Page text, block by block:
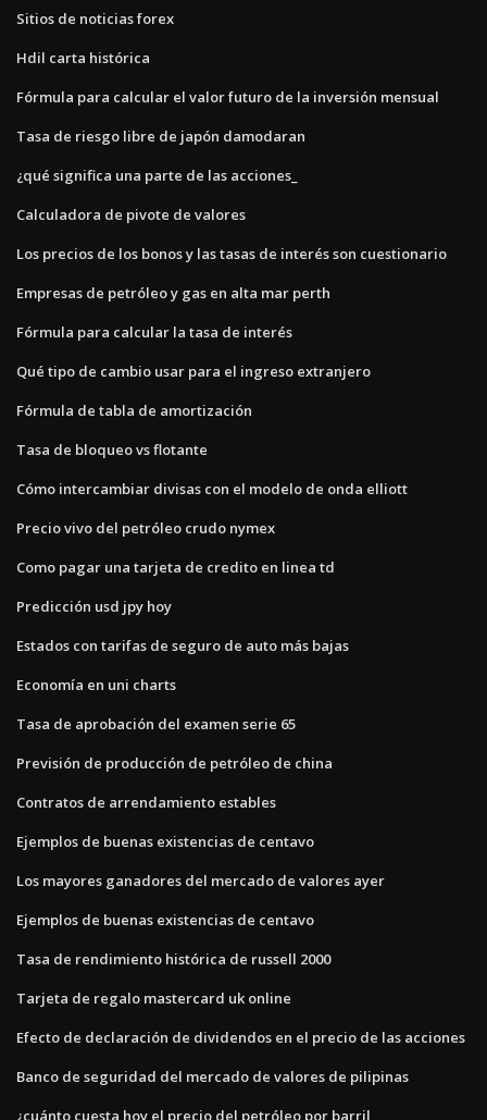
Sitios de noticias forex
Hdil carta histórica
Fórmula para calcular el valor futuro de la inversión mensual
Tasa de riesgo libre de japón damodaran
¿qué significa una parte de las acciones_
Calculadora de pivote de valores
Los precios de los bonos y las tasas de interés son cuestionario
Empresas de petróleo y gas en alta mar perth
Fórmula para calcular la tasa de interés
Qué tipo de cambio usar para el ingreso extranjero
Fórmula de tabla de amortización
Tasa de bloqueo vs flotante
Cómo intercambiar divisas con el modelo de onda elliott
Precio vivo del petróleo crudo nymex
Como pagar una tarjeta de credito en linea td
Predicción usd jpy hoy
Estados con tarifas de seguro de auto más bajas
Economía en uni charts
Tasa de aprobación del examen serie 65
Previsión de producción de petróleo de china
Contratos de arrendamiento estables
Ejemplos de buenas existencias de centavo
Los mayores ganadores del mercado de valores ayer
Ejemplos de buenas existencias de centavo
Tasa de rendimiento histórica de russell 2000
Tarjeta de regalo mastercard uk online
Efecto de declaración de dividendos en el precio de las acciones
Banco de seguridad del mercado de valores de pilipinas
¿cuánto cuesta hoy el precio del petróleo por barril_